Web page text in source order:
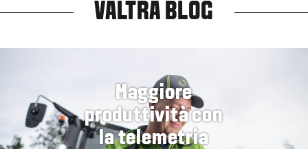
VALTRA BLOG
Maggiore
produttività con
la telemetria